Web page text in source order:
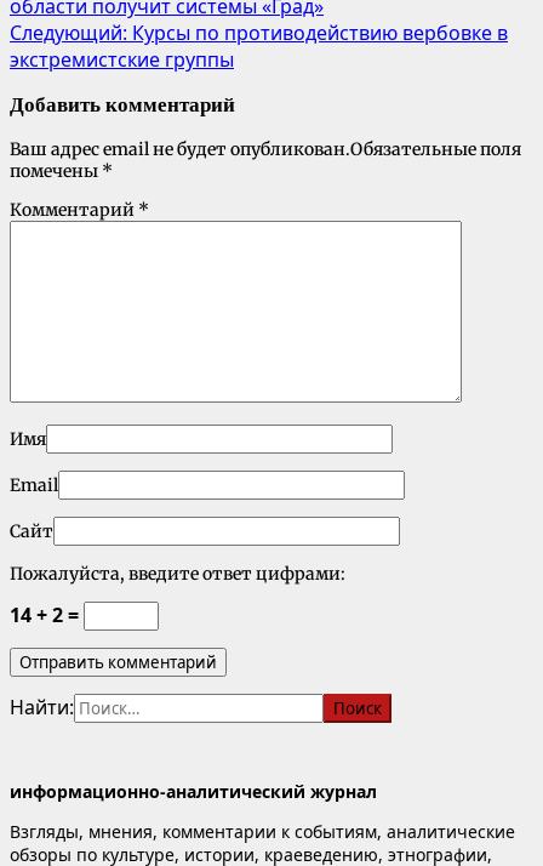
области получит системы «Град»
Следующий: Курсы по противодействию вербовке в
экстремистские группы
Добавить комментарий
Ваш адрес email не будет опубликован.Обязательные поля
помечены *
Комментарий *
Имя
Email
Сайт
Пожалуйста, введите ответ цифрами:
14 + 2 =
Найти:
информационно-аналитический журнал
Взгляды, мнения, комментарии к событиям, аналитические
обзоры по культуре, истории, краеведению, этнографии,